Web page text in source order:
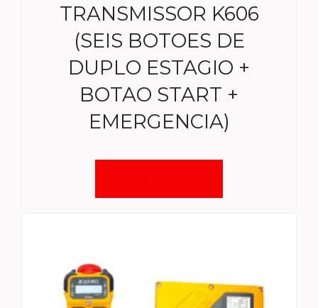
TRANSMISSOR K606
(SEIS BOTOES DE
DUPLO ESTAGIO +
BOTAO START +
EMERGENCIA)